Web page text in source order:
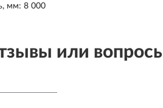
мм: 8 000
или